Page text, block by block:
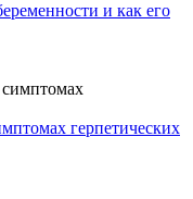
и как его
герпетических